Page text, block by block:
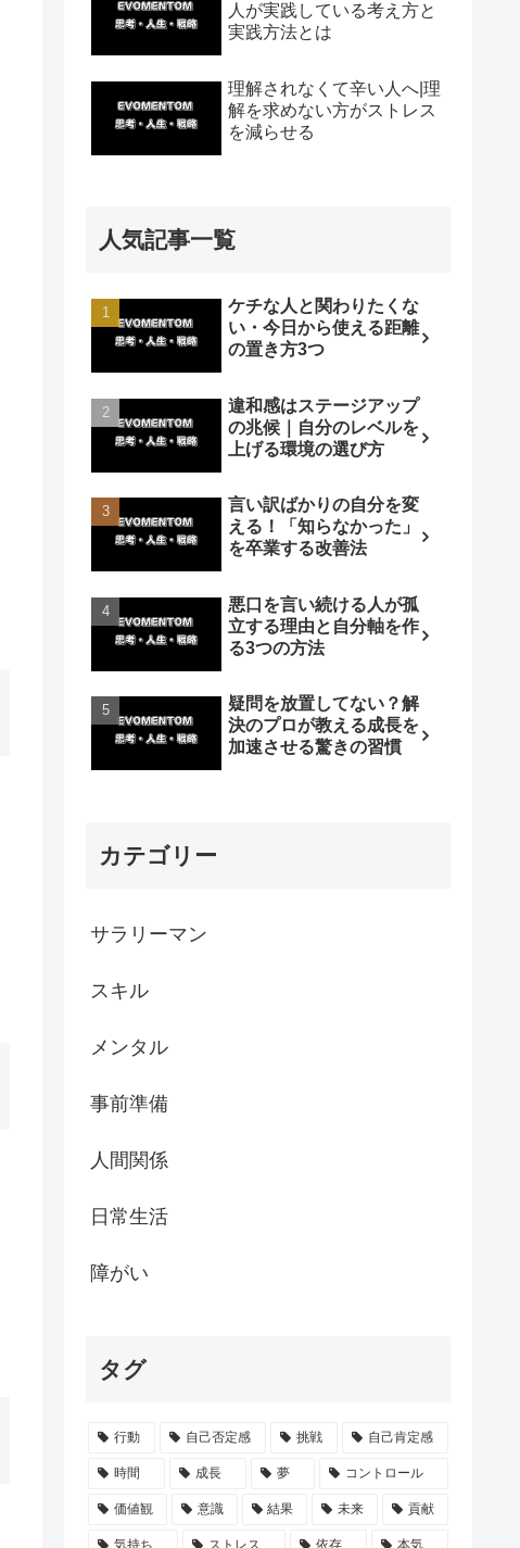
人が実践している考え方と
実践方法とは
理解されなくて辛い人へ|理
解を求めない方がストレス
を減らせる
人気記事一覧
ケチな人と関わりたくな
い・今日から使える距離
の置き方3つ
違和感はステージアップ
の兆候｜自分のレベルを
上げる環境の選び方
言い訳ばかりの自分を変
える！「知らなかった」
を卒業する改善法
悪口を言い続ける人が孤
立する理由と自分軸を作
る3つの方法
疑問を放置してない？解
決のプロが教える成長を
加速させる驚きの習慣
カテゴリー
サラリーマン
スキル
メンタル
事前準備
人間関係
日常生活
障がい
タグ
行動 自己否定感 挑戦 自己肯定感
時間 成長 夢 コントロール
価値観 意識 結果 未来 貢献